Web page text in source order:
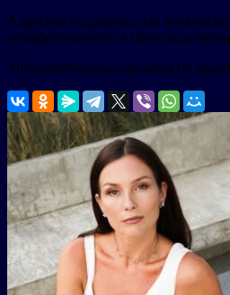
Адресная поддержка для
неэффективности в
Уполномоченным органом по